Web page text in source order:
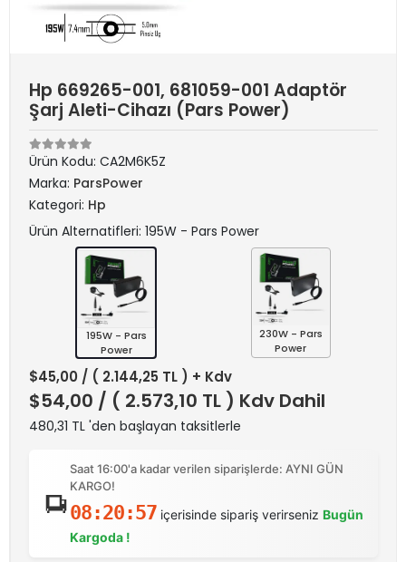
Hp 669265-001, 681059-001 Adaptör
Şarj Aleti-Cihazı (Pars Power)
Ürün Kodu: CA2M6K5Z
Marka: ParsPower
Kategori: Hp
Ürün Alternatifleri: 195W - Pars Power
195W - Pars
Power
230W - Pars
Power
$45,00 / ( 2.144,25 TL ) + Kdv
$54,00 / ( 2.573,10 TL ) Kdv Dahil
480,31 TL 'den başlayan taksitlerle
Saat 16:00'a kadar verilen siparişlerde: AYNI GÜN
KARGO!
08:20:57 içerisinde sipariş verirseniz Bugün
Kargoda !